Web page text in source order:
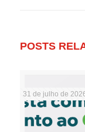
POSTS
31 de julho de